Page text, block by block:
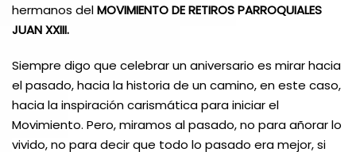
hermanos delMOVIMIENTO DE RETIROS PARROQUIALES
JUAN XXIII.
Siempre digo que celebrar un aniversario es mirar hacia
el pasado, hacia la historia de un camino, en este caso,
hacia la inspiración carismática para iniciar el
Movimiento. Pero, miramos al pasado, no para añorar lo
vivido, no para decir que todo lo pasado era mejor, si